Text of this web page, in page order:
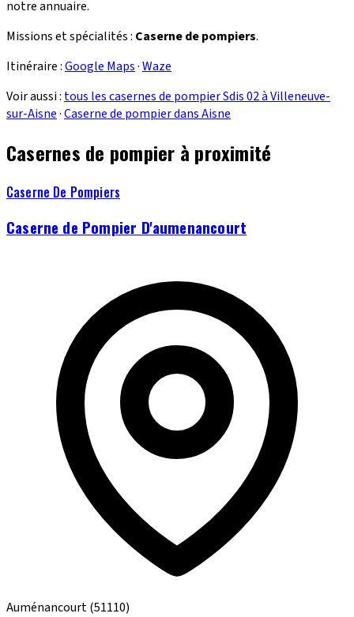
notre annuaire.
Missions et spécialités : Caserne de pompiers.
Itinéraire :Google Maps·Waze
Voir aussi : tous les casernes de pompier Sdis 02 à Villeneuve-
sur-Aisne·Caserne de pompier dans Aisne
Casernes de pompier à proximité
Caserne De Pompiers
Caserne de Pompier D'aumenancourt
Auménancourt(51110)